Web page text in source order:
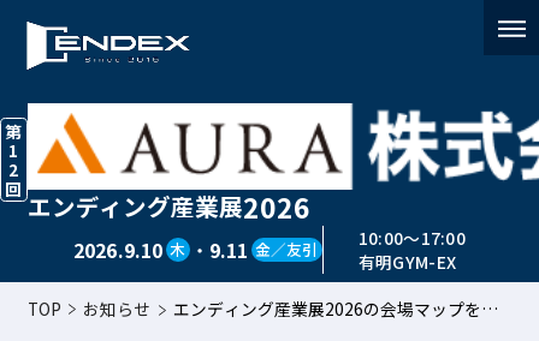
第
1
2
回 エンディング産業展2026
2026.9.10 木・ 9.11 金／友引
10:00〜17:00
有明GYM-EX
TOP お知らせ
エンディング産業展2026の会場マップを更